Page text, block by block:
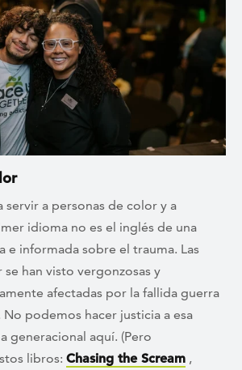
servir a personas de color y a
idioma no es el inglés de una
e informada sobre el trauma. Las
han visto vergonzosas y
afectadas por la fallida guerra
podemos hacer justicia a esa
generacional aquí. (Pero
libros: Chasing the Scream ,